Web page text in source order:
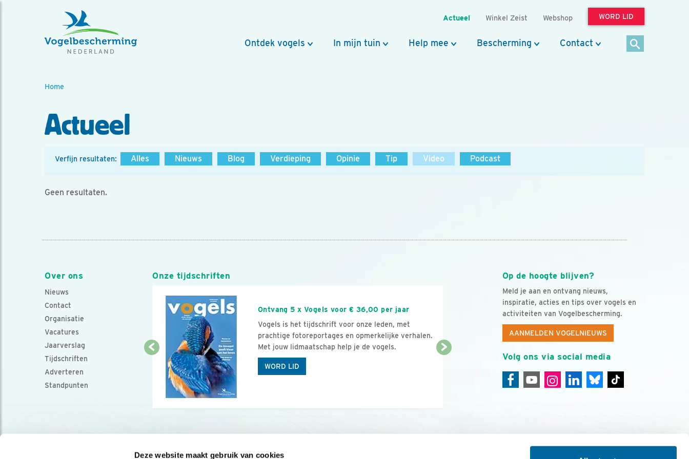
Deze website maakt gebruik van cookies
Actueel Winkel Zeist Webshop WORD LID
Ontdek vogels In mijn tuin Help mee Bescherming Contact
Home
Actueel
Verfijn resultaten: Alles Nieuws Blog Verdieping Opinie Tip Video Podcast
Geen resultaten.
Over ons
Nieuws
Contact
Organisatie
Vacatures
Jaarverslag
Tijdschriften
Adverteren
Standpunten
Op de hoogte blijven?
Meld je aan en ontvang nieuws,
inspiratie, acties en tips over vogels en
activiteiten van Vogelbescherming.
AANMELDEN VOGELNIEUWS
Volg ons via social media
Onze tijdschriften
Ontvang 5 x Vogels voor € 36,00 per jaar
Vogels is het tijdschrift voor onze leden, met
prachtige fotoreportages en opmerkelijke verhalen.
Met jouw lidmaatschap help je de vogels.
WORD LID